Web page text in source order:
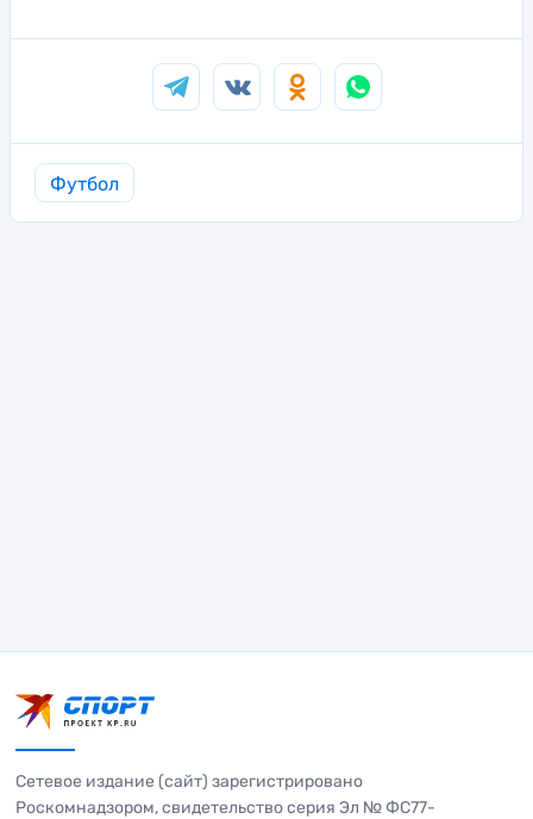
Футбол
Сетевое издание (сайт) зарегистрировано
Роскомнадзором, свидетельство серия Эл № ФС77-